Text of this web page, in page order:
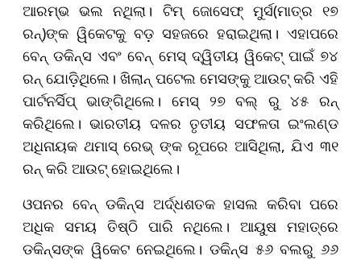
ଆରମ୍ଭ ଭଲ ନଥିଲା। ଟିମ୍ ଜୋସେଫ୍ ମୁର୍ସ(ମାତ୍ର ୧୭
ରନ୍)ଙ୍କ ୱିକେଟକୁ ବଡ଼ ସହଜରେ ହରାଇଥିଲା। ଏହାପରେ
ବେନ୍ ଡକିନ୍ସ ଏବଂ ବେନ୍ ମେସ୍ ଦ୍ୱିତୀୟ ୱିକେଟ୍ ପାଇଁ ୭୪
ରନ୍ ଯୋଡ଼ିଥିଲେ। ଖିଲାନ୍ ପଟେଲ ମେସଙ୍କୁ ଆଉଟ୍ କରି ଏହି
ପାର୍ଟନର୍ସିପ୍ ଭାଙ୍ଗିଥିଲେ। ମେସ୍ ୨୭ ବଲ୍ ରୁ ୪୫ ରନ୍
କରିଥିଲେ। ଭାରତୀୟ ଦଳର ତୃତୀୟ ସଫଳତା ଇଂଲଣ୍ଡ
ଅଧିନାୟକ ଥମାସ୍ ରେଭ୍ ଙ୍କ ରୂପରେ ଆସିଥିଲା, ଯିଏ ୩୧
ରନ୍ କରି ଆଉଟ୍ ହୋଇଥିଲେ।
ଓପନର ବେନ୍ ଡକିନ୍ସ ଅର୍ଦ୍ଧଶତକ ହାସଲ କରିବା ପରେ
ଅଧିକ ସମୟ ତିଷ୍ଠି ପାରି ନଥିଲେ। ଆୟୁଷ ମହାତ୍ରେ
ଡକିନ୍ସଙ୍କ ୱିକେଟ ନେଇଥିଲେ। ଡକିନ୍ସ ୫୬ ବଲରୁ ୬୬